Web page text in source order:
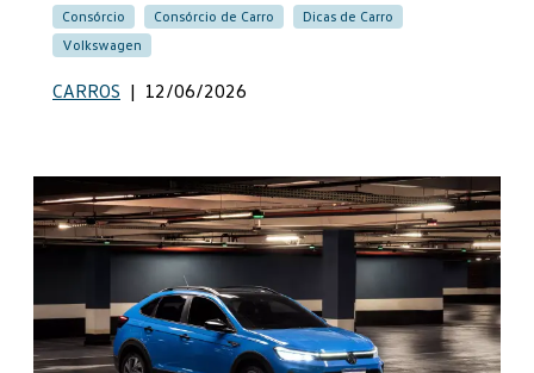
Consórcio Consórcio de Carro
Dicas de Carro
Volkswagen
CARROS | 12/06/2026